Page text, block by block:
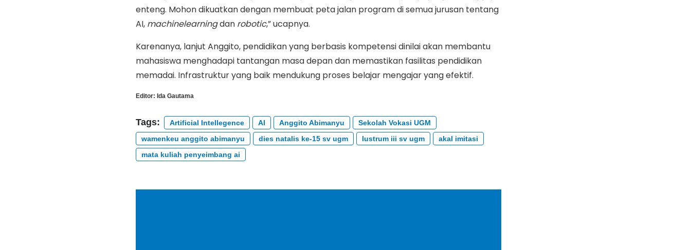
enteng. Mohon dikuatkan dengan membuat peta jalan program di semua jurusan tentang
AI, machinelearningdan robotic,” ucapnya.
Karenanya, lanjut Anggito, pendidikan yang berbasis kompetensi dinilai akan membantu
mahasiswa menghadapi tantangan masa depan dan memastikan fasilitas pendidikan
memadai. Infrastruktur yang baik mendukung proses belajar mengajar yang efektif.
Editor: Ida Gautama
Tags: Artificial Intellegence AI Anggito Abimanyu
Sekolah Vokasi UGM
wamenkeu anggito abimanyu
dies natalis ke-15 sv ugm lustrum iii sv ugm
akal imitasi
mata kuliah penyeimbang ai